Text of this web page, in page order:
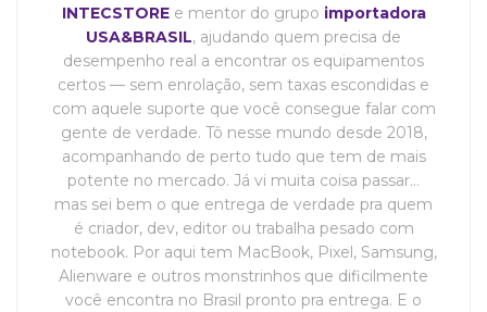
INTECSTOREe mentor do grupo importadora
USA&BRASIL, ajudando quem precisa de
desempenho real a encontrar os equipamentos
certos — sem enrolação, sem taxas escondidas e
com aquele suporte que você consegue falar com
gente de verdade. Tô nesse mundo desde 2018,
acompanhando de perto tudo que tem de mais
potente no mercado. Já vi muita coisa passar…
mas sei bem o que entrega de verdade pra quem
é criador, dev, editor ou trabalha pesado com
notebook. Por aqui tem MacBook, Pixel, Samsung,
Alienware e outros monstrinhos que dificilmente
você encontra no Brasil pronto pra entrega. E o